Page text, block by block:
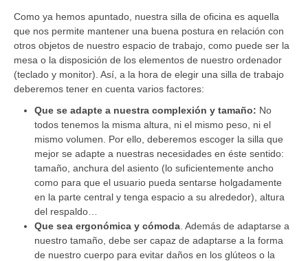
Como ya hemos apuntado, nuestra silla de oficina es aquella
que nos permite mantener una buena postura en relación con
otros objetos de nuestro espacio de trabajo, como puede ser la
mesa o la disposición de los elementos de nuestro ordenador
(teclado y monitor). Así, a la hora de elegir una silla de trabajo
deberemos tener en cuenta varios factores:
Que se adapte a nuestra complexión y tamaño: No
todos tenemos la misma altura, ni el mismo peso, ni el
mismo volumen. Por ello, deberemos escoger la silla que
mejor se adapte a nuestras necesidades en éste sentido:
tamaño, anchura del asiento (lo suficientemente ancho
como para que el usuario pueda sentarse holgadamente
en la parte central y tenga espacio a su alrededor), altura
del respaldo…
Que sea ergonómica y cómoda . Además de adaptarse a
nuestro tamaño, debe ser capaz de adaptarse a la forma
de nuestro cuerpo para evitar daños en los glúteos o la